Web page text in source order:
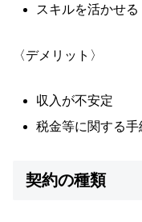
スキルを活かせる
〈デメリット〉
収入が不安定
税金等に関する
契約の種類